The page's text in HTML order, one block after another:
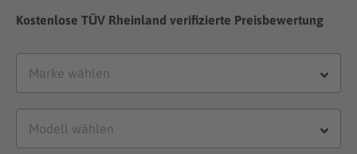
Kostenlose TÜV Rheinland verifizierte Preisbewertung